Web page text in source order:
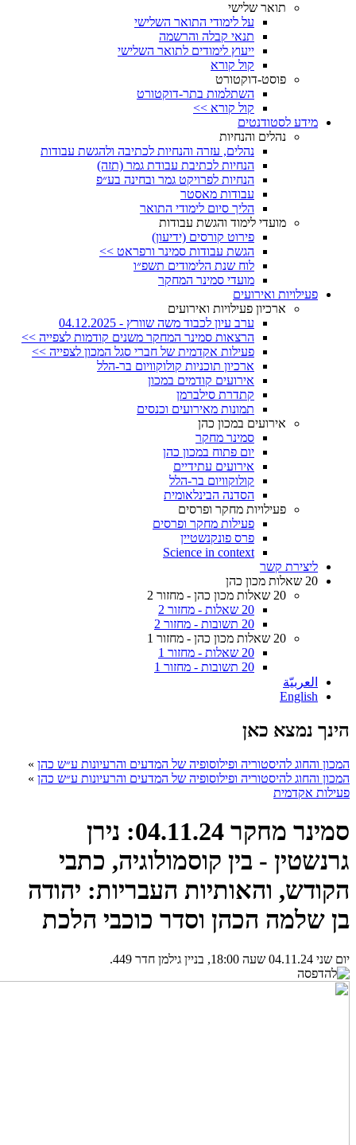
תואר שלישי
על לימודי התואר השלישי
תנאי קבלה והרשמה
ייעוץ לימודים לתואר השלישי
קול קורא
פוסט-דוקטורט
השתלמות בתר-דוקטורט
קול קורא >>
מידע לסטודנטים
נהלים והנחיות
נהלים, עזרה והנחיות לכתיבה ולהגשת עבודות
הנחיות לכתיבת עבודת גמר (תזה)
הנחיות לפרויקט גמר ובחינה בע״פ
עבודות מאסטר
הליך סיום לימודי התואר
מועדי לימוד והגשת עבודות
פירוט קורסים (ידיעון)
הגשת עבודות סמינר ורפראט >>
לוח שנת הלימודים תשפ״ו
מועדי סמינר המחקר
פעילויות ואירועים
ארכיון פעילויות ואירועים
ערב עיון לכבוד משה שוורץ - 04.12.2025
הרצאות סמינר המחקר משנים קודמות לצפייה >>
פעילות אקדמית של חברי סגל המכון לצפייה >>
ארכיון תוכניות קולוקוויום בר-הלל
אירועים קודמים במכון
קתדרת סילברמן
תמונות מאירועים וכנסים
אירועים במכון כהן
סמינר מחקר
יום פתוח במכון כהן
אירועים עתידיים
קולוקוויום בר-הלל
הסדנה הבינלאומית
פעילויות מחקר ופרסים
פעילות מחקר ופרסים
פרס פונקנשטיין
Science in context
ליצירת קשר
20 שאלות מכון כהן
20 שאלות מכון כהן - מחזור 2
20 שאלות - מחזור 2
20 תשובות - מחזור 2
20 שאלות מכון כהן - מחזור 1
20 שאלות - מחזור 1
20 תשובות - מחזור 1
العربيّة
English
הינך נמצא כאן
המכון והחוג להיסטוריה ופילוסופיה של המדעים והרעיונות ע״ש כהן »
המכון והחוג להיסטוריה ופילוסופיה של המדעים והרעיונות ע״ש כהן »
פעילות אקדמית
סמינר מחקר 04.11.24: נירן
גרנשטין - בין קוסמולוגיה, כתבי
הקודש, והאותיות העבריות: יהודה
בן שלמה הכהן וסדר כוכבי הלכת
יום שני 04.11.24 שעה 18:00, בניין גילמן חדר 449.